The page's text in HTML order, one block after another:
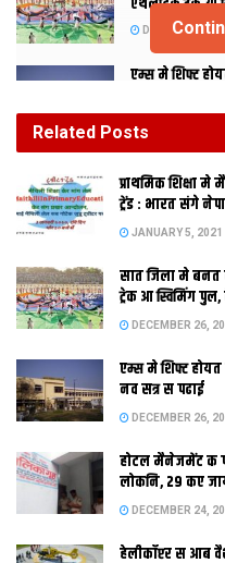
DECEMBER 26,
एम्स मे शिफ्ट
लोकनि, 29 कए
फुलवारीशरीफ। महावीर कैंसर
भेटल। एहि संस्थान मे कैंसल
Related Posts
प्राथमिक शि‍क्षा
ट्रेंड : भारत संगे
JANUARY 5, 2021
सात जिला मे बनत
ट्रेक आ स्विमिंग
DECEMBER 26,
एम्स मे शिफ्ट
नव सत्र स पढाई
DECEMBER 26,
होटल मैनेजमेंट क
लोकनि, 29 कए
DECEMBER 24,
हेलीकॉप्टर स आब